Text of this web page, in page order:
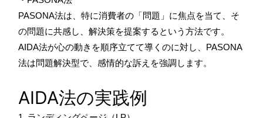
PASONA法は、特に消費者の「問題」に焦点を当て、そ
の問題に共感し、解決策を提案するという方法です。
AIDA法が心の動きを順序立てて導くのに対し、PASONA
法は問題解決型で、感情的な訴えを強調します。
AIDA法の実践例